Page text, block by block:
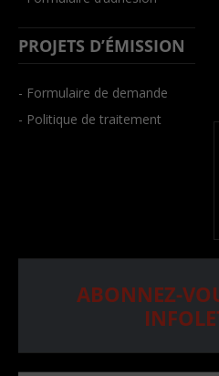
PROJETS D’ÉMISSION
- Formulaire de demande
- Politique de traitement
ABONNEZ-